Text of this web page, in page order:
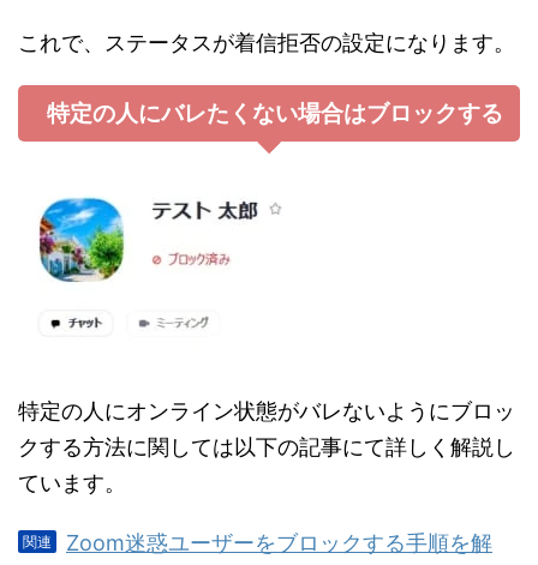
これで、ステータスが着信拒否の設定になります。
特定の人にバレたくない場合はブロックする
特定の人にオンライン状態がバレないようにブロッ
クする方法に関しては以下の記事にて詳しく解説し
ています。
Zoom迷惑ユーザーをブロックする手順を解